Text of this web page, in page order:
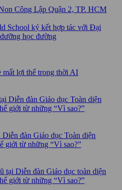
Công Lập Quận 2, TP. HCM
School ký kết hợp tác với Đại
học đường
mất lợi thế trong thời AI
Diễn đàn Giáo dục Toàn diện
giới từ những “Vì sao?”
đàn Giáo dục Toàn diện
giới từ những “Vì sao?”
tại Diễn đàn Giáo dục toàn diện
giới từ những “Vì sao?”